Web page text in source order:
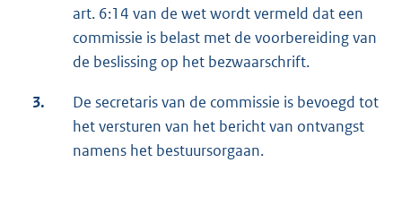
art. 6:14 van de wet wordt vermeld dat een
commissie is belast met de voorbereiding van
de beslissing op het bezwaarschrift.
3.
De secretaris van de commissie is bevoegd tot
het versturen van het bericht van ontvangst
namens het bestuursorgaan.